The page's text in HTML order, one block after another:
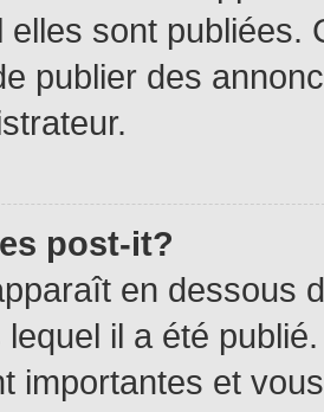
elles sont publiées.
publier des
post-it?
en dessous
il a été
importantes et